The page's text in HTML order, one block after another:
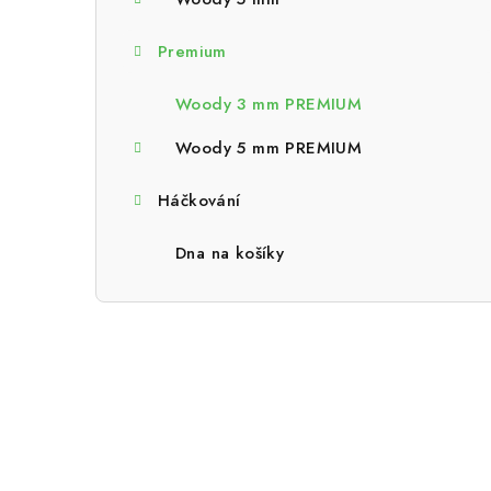
e
Premium
Woody 3 mm PREMIUM
Woody 5 mm PREMIUM
Háčkování
Dna na košíky